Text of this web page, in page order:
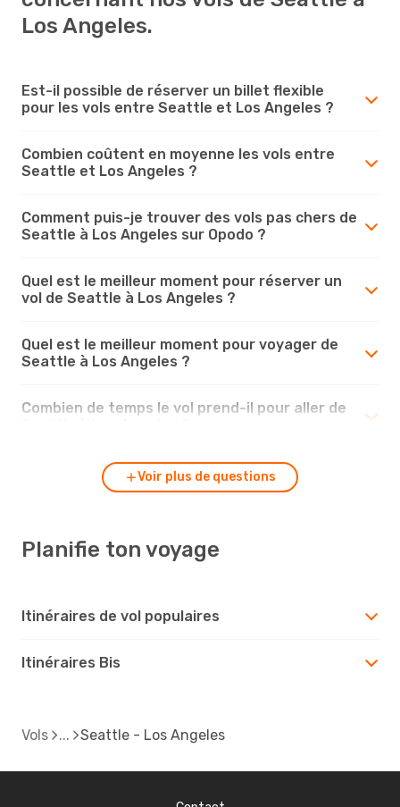
Los Angeles.
Est-il possible de réserver un billet flexible
pour les vols entre Seattle et Los Angeles ?
Combien coûtent en moyenne les vols entre
Seattle et Los Angeles ?
Comment puis-je trouver des vols pas chers de
Seattle à Los Angeles sur Opodo ?
Quel est le meilleur moment pour réserver un
vol de Seattle à Los Angeles ?
Quel est le meilleur moment pour voyager de
Seattle à Los Angeles ?
Combien de temps le vol prend-il pour aller de
Voir plus de questions
Planifie ton voyage
Itinéraires de vol populaires
Itinéraires Bis
Vols Seattle - Los Angeles